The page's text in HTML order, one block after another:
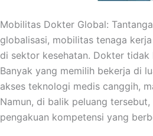
Mobilitas Dokter Global:
globalisasi, mobilitas tenaga
di sektor kesehatan. Dokter
Banyak yang memilih bekerja di
akses teknologi medis canggih,
Namun, di balik peluang
pengakuan kompetensi yang